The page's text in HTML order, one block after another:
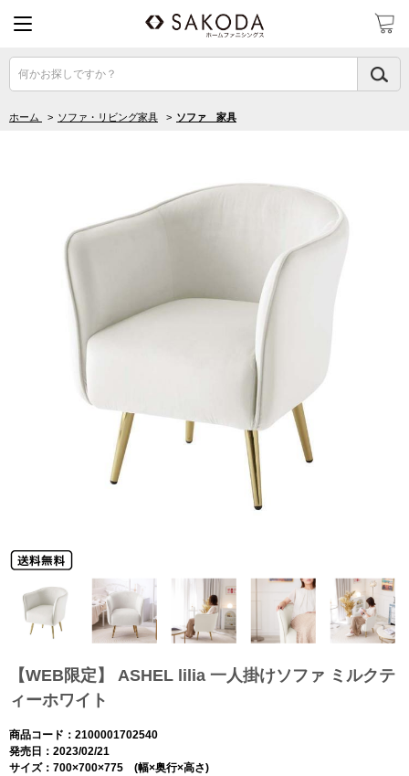
何かお探しですか？
ホーム > ソファ・リビング家具 > ソファ 家具
【WEB限定】 ASHEL lilia 一人掛けソファ ミルクテ
ィーホワイト
商品コード：2100001702540
発売日：2023/02/21
サイズ：700×700×775 (幅×奥行×高さ)